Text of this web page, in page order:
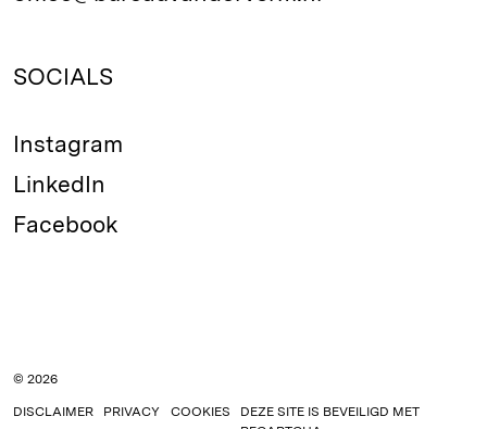
SOCIALS
Instagram
LinkedIn
Facebook
© 2026
DISCLAIMER PRIVACY COOKIES
DEZE SITE IS BEVEILIGD MET